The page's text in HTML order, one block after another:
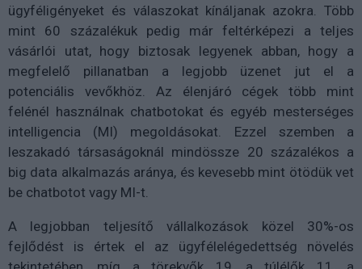
ügyféligényeket és válaszokat kínáljanak azokra. Több
mint 60 százalékuk pedig már feltérképezi a teljes
vásárlói utat, hogy biztosak legyenek abban, hogy a
megfelelő pillanatban a legjobb üzenet jut el a
potenciális vevőkhöz. Az élenjáró cégek több mint
felénél használnak chatbotokat és egyéb mesterséges
intelligencia (MI) megoldásokat. Ezzel szemben a
leszakadó társaságoknál mindössze 20 százalékos a
big data alkalmazás aránya, és kevesebb mint ötödük vet
be chatbotot vagy MI-t.
A legjobban teljesítő vállalkozások közel 30%-os
fejlődést is értek el az ügyfélelégedettség növelés